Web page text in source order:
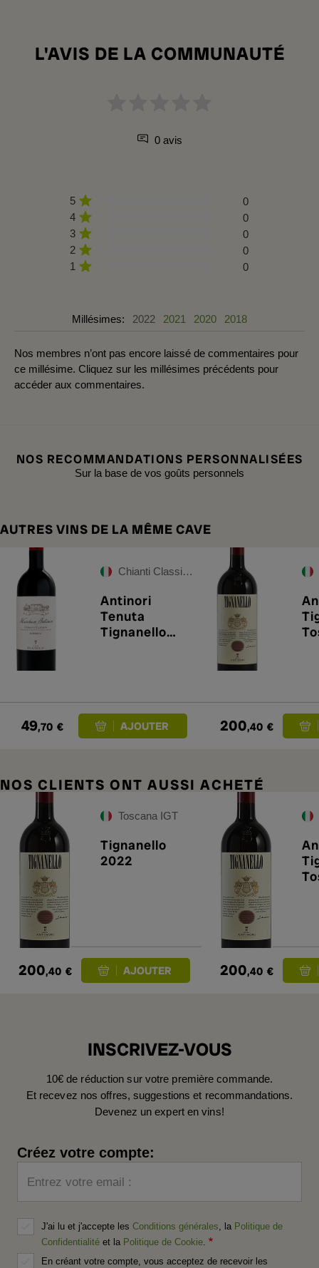
L'AVIS DE LA COMMUNAUTÉ
0 avis
5
0
4
0
3
0
2
0
1
0
Millésimes: 2022 2021 2020 2018
Nos membres n’ont pas encore laissé de commentaires pour
ce millésime. Cliquez sur les millésimes précédents pour
accéder aux commentaires.
NOS RECOMMANDATIONS PERSONNALISÉES
Sur la base de vos goûts personnels
AUTRES VINS DE LA MÊME CAVE
Chianti Classico DOCG
Antinori
Tenuta
Tignanello
Riserva 2023
49,70 € 200,40 €
NOS CLIENTS ONT AUSSI ACHETÉ
Toscana IGT
Tignanello
2022
200,40 € 200,40 €
INSCRIVEZ-VOUS
10€ de réduction sur votre première commande.
Et recevez nos offres, suggestions et recommandations.
Devenez un expert en vins!
Créez votre compte:
Entrez votre email :
J'ai lu et j'accepte les Conditions générales , la Politique de
Confidentialité et la Politique de Cookie
En créant votre compte, vous acceptez de recevoir les